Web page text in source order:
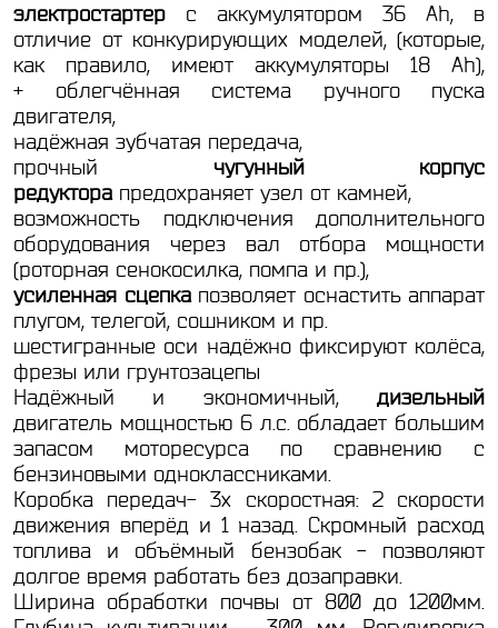
электростартер с аккумулятором 36 Ah, в
отличие от конкурирующих моделей, (которые,
как правило, имеют аккумуляторы 18 Ah),
+ облегчённая система ручного пуска
двигателя,
надёжная зубчатая передача,
прочный чугунный корпус
редуктора предохраняет узел от камней,
возможность подключения дополнительного
оборудования через вал отбора мощности
(роторная сенокосилка, помпа и пр.),
усиленная сцепкапозволяет оснастить аппарат
плугом, телегой, сошником и пр.
шестигранные оси надёжно фиксируют колёса,
фрезы или грунтозацепы
Надёжный и экономичный, дизельный
двигатель мощностью 6 л.с. обладает большим
запасом моторесурса по сравнению с
бензиновыми одноклассниками.
Коробка передач- 3х скоростная: 2 скорости
движения вперёд и 1 назад. Скромный расход
топлива и объёмный бензобак - позволяют
долгое время работать без дозаправки.
Ширина обработки почвы от 800 до 1200мм.